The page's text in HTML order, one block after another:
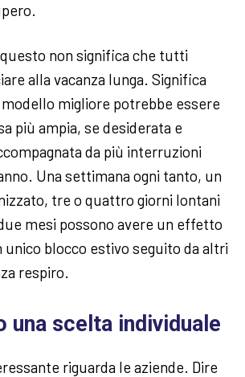
non significa che tutti
alla vacanza lunga. Significa
migliore potrebbe essere
più ampia, se desiderata e
da più interruzioni
Una settimana ogni tanto, un
tre o quattro giorni lontani
mesi possono avere un effetto
unico blocco estivo seguito da altri
respiro.
una scelta individuale
riguarda le aziende. Dire